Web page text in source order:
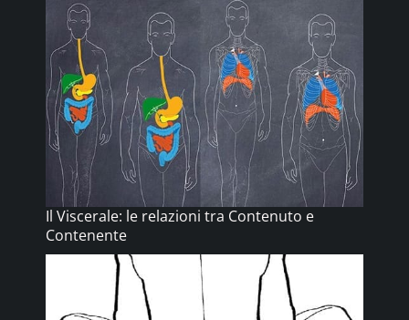
Il Viscerale: le relazioni tra Contenuto e
Contenente